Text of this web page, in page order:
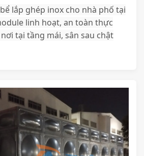
lắp ghép inox cho nhà phố tại
linh hoạt, an toàn thực
tại tầng mái, sân sau chật